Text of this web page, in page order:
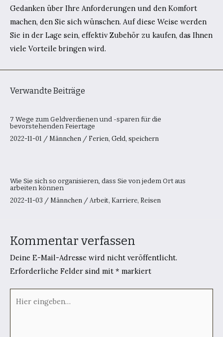
Gedanken über Ihre Anforderungen und den Komfort
machen, den Sie sich wünschen. Auf diese Weise werden
Sie in der Lage sein, effektiv Zubehör zu kaufen, das Ihnen
viele Vorteile bringen wird.
Verwandte Beiträge
7 Wege zum Geldverdienen und -sparen für die
bevorstehenden Feiertage
2022-11-01 / Männchen / Ferien, Geld, speichern
Wie Sie sich so organisieren, dass Sie von jedem Ort aus
arbeiten können
2022-11-03 / Männchen / Arbeit, Karriere, Reisen
Kommentar verfassen
Deine E-Mail-Adresse wird nicht veröffentlicht.
Erforderliche Felder sind mit * markiert
eingeben…